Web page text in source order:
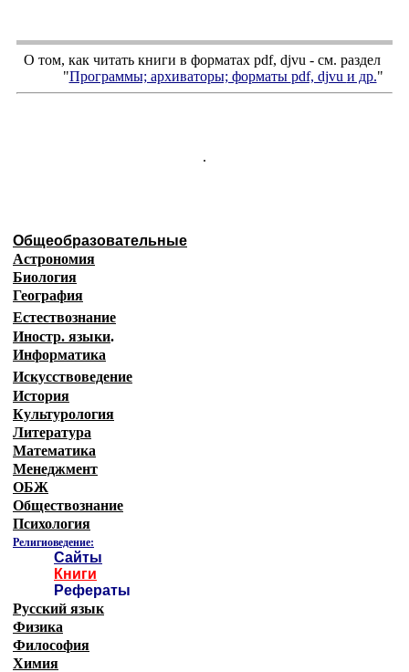
О том, как читать книги в форматах pdf, djvu - см. раздел
"Программы; архиваторы; форматы pdf, djvu и др."
.
Общеобразовательные
Астрономия
Биология
География
Естествознание
Иностр. языки.
Информатика
Искусствоведение
История
Культурология
Литература
Математика
Менеджмент
ОБЖ
Обществознание
Психология
Религиоведение:
Сайты
Книги
Рефераты
Русский язык
Физика
Философия
Химия